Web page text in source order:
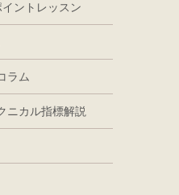
ントレッスン
ラム
ニカル指標解説